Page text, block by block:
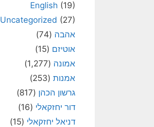
English (19)
Uncategorized (27)
אהבה (74)
אוטיזם (15)
אמונה (1,277)
אמנות (253)
גרשון הכהן (817)
דור יחזקאלי (16)
דניאל יחזקאלי (15)